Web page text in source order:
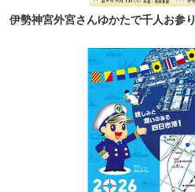
伊勢神宮外宮さんゆかたで千人お参り